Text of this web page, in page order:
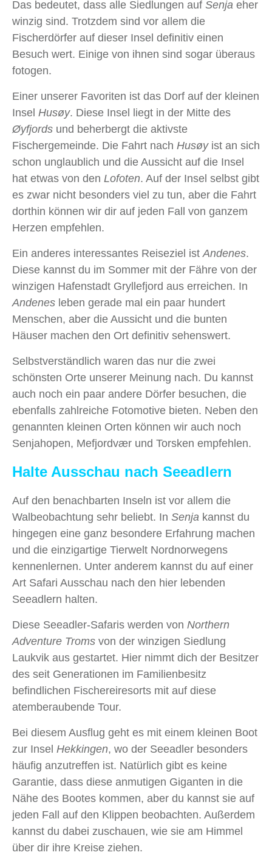
Das bedeutet, dass alle Siedlungen auf Senja eher
winzig sind. Trotzdem sind vor allem die
Fischerdörfer auf dieser Insel definitiv einen
Besuch wert. Einige von ihnen sind sogar überaus
fotogen.
Einer unserer Favoriten ist das Dorf auf der kleinen
Insel Husøy. Diese Insel liegt in der Mitte des
Øyfjords und beherbergt die aktivste
Fischergemeinde. Die Fahrt nach Husøyist an sich
schon unglaublich und die Aussicht auf die Insel
hat etwas von den Lofoten. Auf der Insel selbst gibt
es zwar nicht besonders viel zu tun, aber die Fahrt
dorthin können wir dir auf jeden Fall von ganzem
Herzen empfehlen.
Ein anderes interessantes Reiseziel istAndenes.
Diese kannst du im Sommer mit der Fähre von der
winzigen Hafenstadt Gryllefjord aus erreichen. In
Andenes leben gerade mal ein paar hundert
Menschen, aber die Aussicht und die bunten
Häuser machen den Ort definitiv sehenswert.
Selbstverständlich waren das nur die zwei
schönsten Orte unserer Meinung nach. Du kannst
auch noch ein paar andere Dörfer besuchen, die
ebenfalls zahlreiche Fotomotive bieten. Neben den
genannten kleinen Orten können wir auch noch
Senjahopen, Mefjordvær und Torsken empfehlen.
Halte Ausschau nach Seeadlern
Auf den benachbarten Inseln ist vor allem die
Walbeobachtung sehr beliebt. In Senja kannst du
hingegen eine ganz besondere Erfahrung machen
und die einzigartige Tierwelt Nordnorwegens
kennenlernen. Unter anderem kannst du auf einer
Art Safari Ausschau nach den hier lebenden
Seeadlern halten.
Diese Seeadler-Safaris werden von Northern
Adventure Troms von der winzigen Siedlung
Laukvik aus gestartet. Hier nimmt dich der Besitzer
des seit Generationen im Familienbesitz
befindlichen Fischereiresorts mit auf diese
atemberaubende Tour.
Bei diesem Ausflug geht es mit einem kleinen Boot
zur Insel Hekkingen, wo der Seeadler besonders
häufig anzutreffen ist. Natürlich gibt es keine
Garantie, dass diese anmutigen Giganten in die
Nähe des Bootes kommen, aber du kannst sie auf
jeden Fall auf den Klippen beobachten. Außerdem
kannst du dabei zuschauen, wie sie am Himmel
über dir ihre Kreise ziehen.